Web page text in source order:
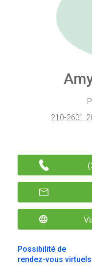
210-2631
Possibilité de
rendez-vous